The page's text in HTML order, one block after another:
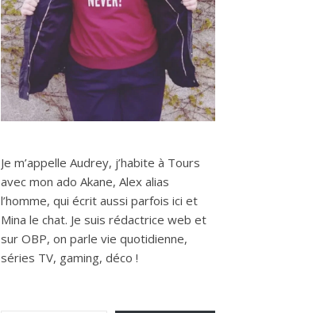
Je m’appelle Audrey, j’habite à Tours
avec mon ado Akane, Alex alias
l’homme, qui écrit aussi parfois ici et
Mina le chat. Je suis rédactrice web et
sur OBP, on parle vie quotidienne,
séries TV, gaming, déco !
Saisissez votre adresse e-mail…